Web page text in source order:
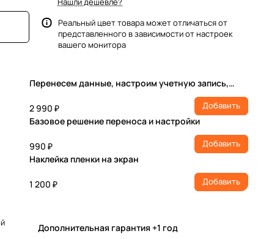
Реальный цвет товара может отличаться от
представленного в зависимости от настроек
вашего монитора
Перенесем данные, настроим учетную запись,
2 990 ₽
Добавить
Базовое решение переноса и настройки
990 ₽ Добавить
Наклейка пленки на экран
1 200 ₽ Добавить
Дополнительная гарантия +1 год